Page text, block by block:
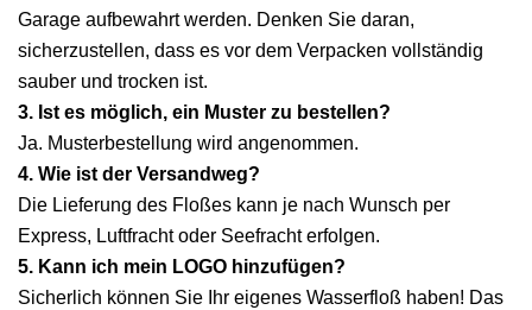
Garage aufbewahrt werden. Denken Sie daran,
sicherzustellen, dass es vor dem Verpacken vollständig
sauber und trocken ist.
3. Ist es möglich, ein Muster zu bestellen?
Ja. Musterbestellung wird angenommen.
4. Wie ist der Versandweg?
Die Lieferung des Floßes kann je nach Wunsch per
Express, Luftfracht oder Seefracht erfolgen.
5. Kann ich mein LOGO hinzufügen?
Sicherlich können Sie Ihr eigenes Wasserfloß haben! Das